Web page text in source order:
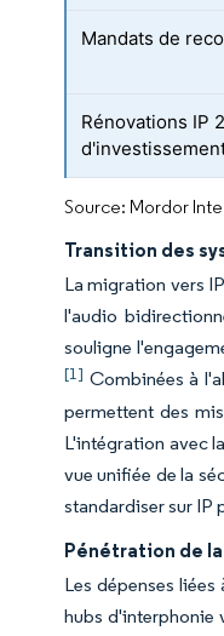
Mandats de
Rénovations IP
Source: Mordor
Transition des
La migration vers
l'audio
souligne
[1] Combinées à
permettent des
L'intégration avec
vue unifiée de la
standardiser sur IP
Pénétration de
Les dépenses
hubs d'interphonie